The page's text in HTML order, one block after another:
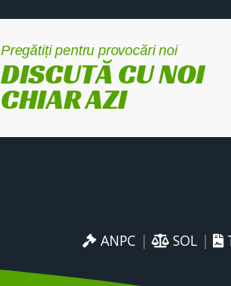
Pregătiți pentru provocări noi
DISCUTĂ CU NOI
CHIAR AZI
ANPC | SOL |